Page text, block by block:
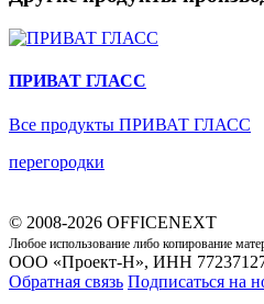
ПРИВАТ ГЛАСС
Все продукты ПРИВАТ ГЛАСС
перегородки
© 2008-2026 OFFICENEXT
Любое использование либо копирование
ООО «Проект-Н», ИНН
Обратная связь Подписаться на